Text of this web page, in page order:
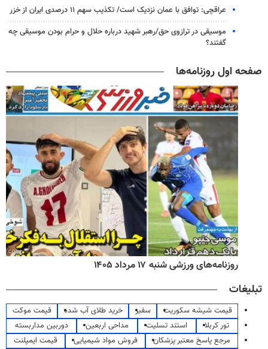
عراقچی: توافق با عمان نزدیک است/ تکذیب سهم ۱۱ درصدی ایران از خزر
موسیقی در ترازوی حق/رهبر شهید درباره حلال و حرام بودن موسیقی چه
گفتند؟
صفحه اول روزنامه‌ها
روزنامه‌های ورزشی شنبه ۱۷ مرداد ۱۴۰۵
تبلیغات
قیمت شیشه سکوریت سفیر خرید طلای آب شده
قیمت موکت
تور کربلا
استند تسلیت مداحی اربعین
دوربین مداربسته
مرجع پاسخ معتبر پزشکان
فروش مواد شیمیایی
قیمت ایمپلنت